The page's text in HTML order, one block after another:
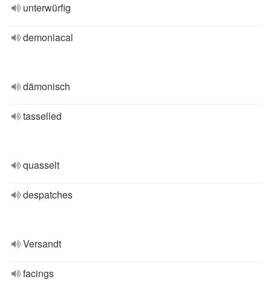
unterwürfig
demoniacal
dämonisch
tasselled
quasselt
despatches
Versandt
facings